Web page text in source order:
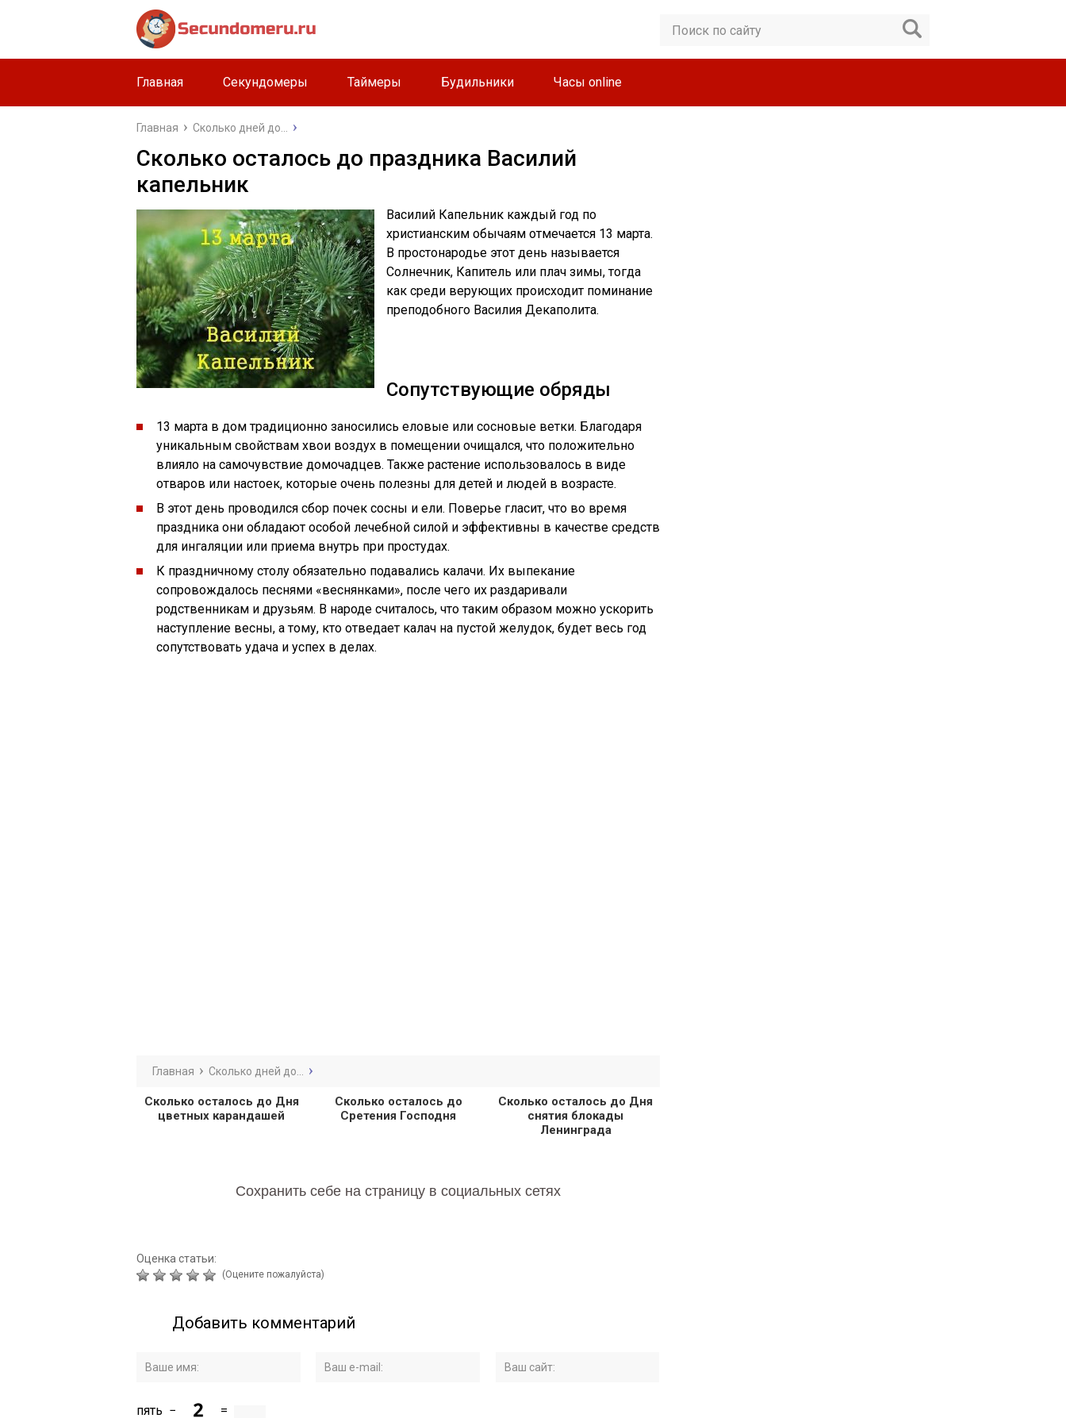
Главная Секундомеры Таймеры Будильники Часы online
Главная Сколько дней до...
Сколько осталось до праздника Василий
капельник
Василий Капельник каждый год по
христианским обычаям отмечается 13 марта.
В простонародье этот день называется
Солнечник, Капитель или плач зимы, тогда
как среди верующих происходит поминание
преподобного Василия Декаполита.
Сопутствующие обряды
13 марта в дом традиционно заносились еловые или сосновые ветки. Благодаря
уникальным свойствам хвои воздух в помещении очищался, что положительно
влияло на самочувствие домочадцев. Также растение использовалось в виде
отваров или настоек, которые очень полезны для детей и людей в возрасте.
В этот день проводился сбор почек сосны и ели. Поверье гласит, что во время
праздника они обладают особой лечебной силой и эффективны в качестве средств
для ингаляции или приема внутрь при простудах.
К праздничному столу обязательно подавались калачи. Их выпекание
сопровождалось песнями «веснянками», после чего их раздаривали
родственникам и друзьям. В народе считалось, что таким образом можно ускорить
наступление весны, а тому, кто отведает калач на пустой желудок, будет весь год
сопутствовать удача и успех в делах.
Главная Сколько дней до...
Сколько осталось до Дня
цветных карандашей
Сколько осталось до
Сретения Господня
Сколько осталось до Дня
снятия блокады
Ленинграда
Сохранить себе на страницу в социальных сетях
Оценка статьи:
(Оцените пожалуйста)
Добавить комментарий
пять − =